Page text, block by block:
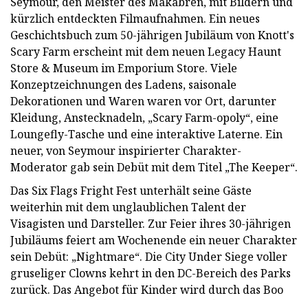
kürzlich entdeckten Filmaufnahmen. Ein neues
Geschichtsbuch zum 50-jährigen Jubiläum von Knott's
Scary Farm erscheint mit dem neuen Legacy Haunt
Store & Museum im Emporium Store. Viele
Konzeptzeichnungen des Ladens, saisonale
Dekorationen und Waren waren vor Ort, darunter
Kleidung, Anstecknadeln, „Scary Farm-opoly“, eine
Loungefly-Tasche und eine interaktive Laterne. Ein
neuer, von Seymour inspirierter Charakter-
Moderator gab sein Debüt mit dem Titel „The Keeper“.
Das Six Flags Fright Fest unterhält seine Gäste
weiterhin mit dem unglaublichen Talent der
Visagisten und Darsteller. Zur Feier ihres 30-jährigen
Jubiläums feiert am Wochenende ein neuer Charakter
sein Debüt: „Nightmare“. Die City Under Siege voller
gruseliger Clowns kehrt in den DC-Bereich des Parks
zurück. Das Angebot für Kinder wird durch das Boo